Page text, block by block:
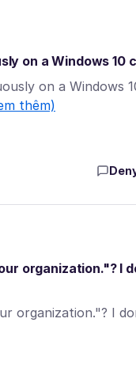
on a Windows 10
on a Windows
thêm)
organization."? I
organization."? I